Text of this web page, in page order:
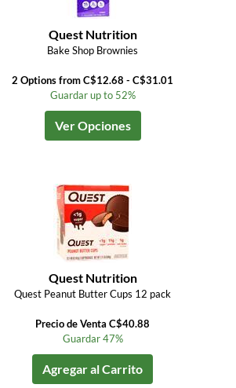
Quest Nutrition
Bake Shop Brownies
2 Options from C$12.68 - C$31.01
Guardar up to 52%
Ver Opciones
Quest Nutrition
Quest Peanut Butter Cups 12 pack
Precio de Venta C$40.88
Guardar 47%
Agregar al Carrito